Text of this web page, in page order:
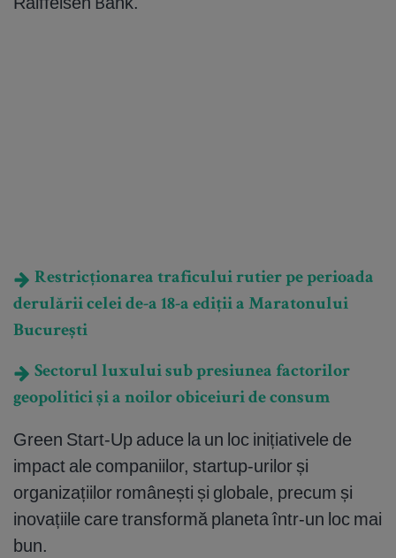
Restricționarea traficului rutier pe perioada
derulării celei de-a 18-a ediții a Maratonului
București
Sectorul luxului sub presiunea factorilor
geopolitici și a noilor obiceiuri de consum
Green Start-Up aduce la un loc inițiativele de
impact ale companiilor, startup-urilor și
organizațiilor românești și globale, precum și
inovațiile care transformă planeta într-un loc mai
bun.